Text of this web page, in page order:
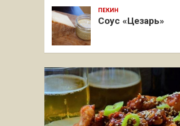
ПЕКИН
Соус «Цезарь»